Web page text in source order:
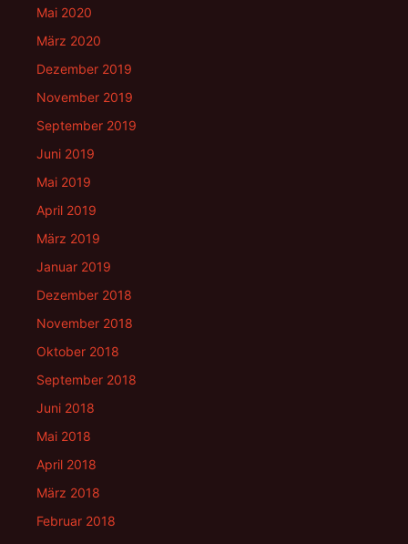
Mai 2020
März 2020
Dezember 2019
November 2019
September 2019
Juni 2019
Mai 2019
April 2019
März 2019
Januar 2019
Dezember 2018
November 2018
Oktober 2018
September 2018
Juni 2018
Mai 2018
April 2018
März 2018
Februar 2018